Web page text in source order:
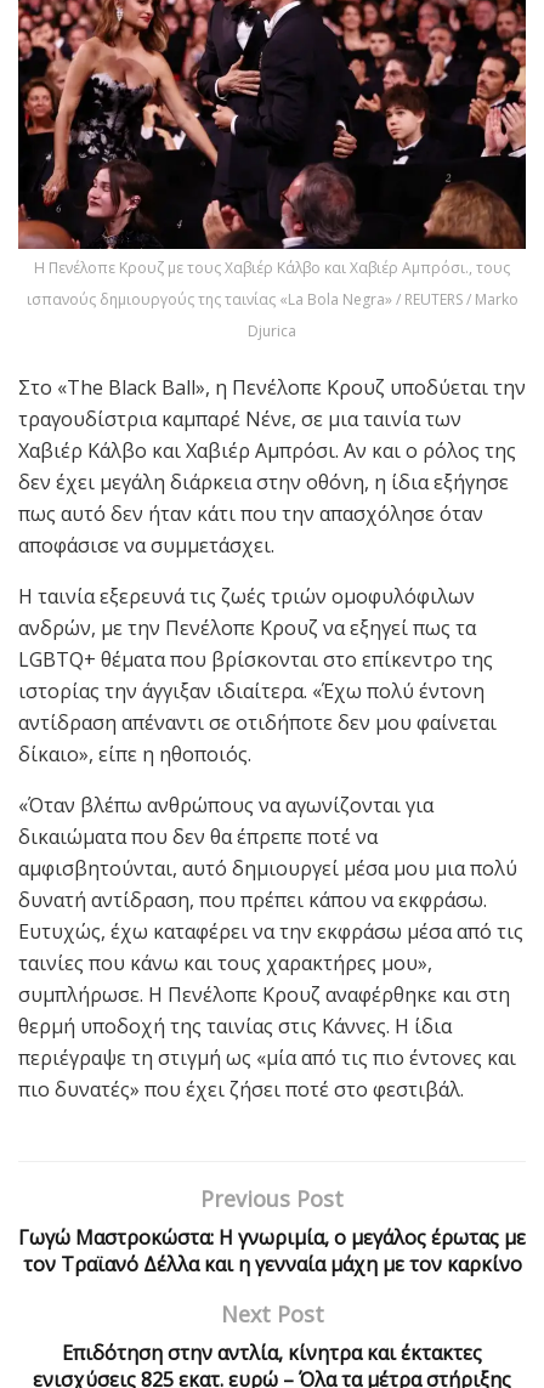
Η Πενέλοπε Κρουζ με τους Χαβιέρ Κάλβο και Χαβιέρ Αμπρόσι., τους
ισπανούς δημιουργούς της ταινίας «La Bola Negra» / REUTERS / Marko
Djurica
Στο «The Black Ball», η Πενέλοπε Κρουζ υποδύεται την
τραγουδίστρια καμπαρέ Νένε, σε μια ταινία των
Χαβιέρ Κάλβο και Χαβιέρ Αμπρόσι. Αν και ο ρόλος της
δεν έχει μεγάλη διάρκεια στην οθόνη, η ίδια εξήγησε
πως αυτό δεν ήταν κάτι που την απασχόλησε όταν
αποφάσισε να συμμετάσχει.
Η ταινία εξερευνά τις ζωές τριών ομοφυλόφιλων
ανδρών, με την Πενέλοπε Κρουζ να εξηγεί πως τα
LGBTQ+ θέματα που βρίσκονται στο επίκεντρο της
ιστορίας την άγγιξαν ιδιαίτερα. «Έχω πολύ έντονη
αντίδραση απέναντι σε οτιδήποτε δεν μου φαίνεται
δίκαιο», είπε η ηθοποιός.
«Όταν βλέπω ανθρώπους να αγωνίζονται για
δικαιώματα που δεν θα έπρεπε ποτέ να
αμφισβητούνται, αυτό δημιουργεί μέσα μου μια πολύ
δυνατή αντίδραση, που πρέπει κάπου να εκφράσω.
Ευτυχώς, έχω καταφέρει να την εκφράσω μέσα από τις
ταινίες που κάνω και τους χαρακτήρες μου»,
συμπλήρωσε. Η Πενέλοπε Κρουζ αναφέρθηκε και στη
θερμή υποδοχή της ταινίας στις Κάννες. Η ίδια
περιέγραψε τη στιγμή ως «μία από τις πιο έντονες και
πιο δυνατές» που έχει ζήσει ποτέ στο φεστιβάλ.
Previous Post
Γωγώ Μαστροκώστα: Η γνωριμία, ο μεγάλος έρωτας με
τον Τραϊανό Δέλλα και η γενναία μάχη με τον καρκίνο
Next Post
Επιδότηση στην αντλία, κίνητρα και έκτακτες
ενισχύσεις 825 εκατ. ευρώ – Όλα τα μέτρα στήριξης